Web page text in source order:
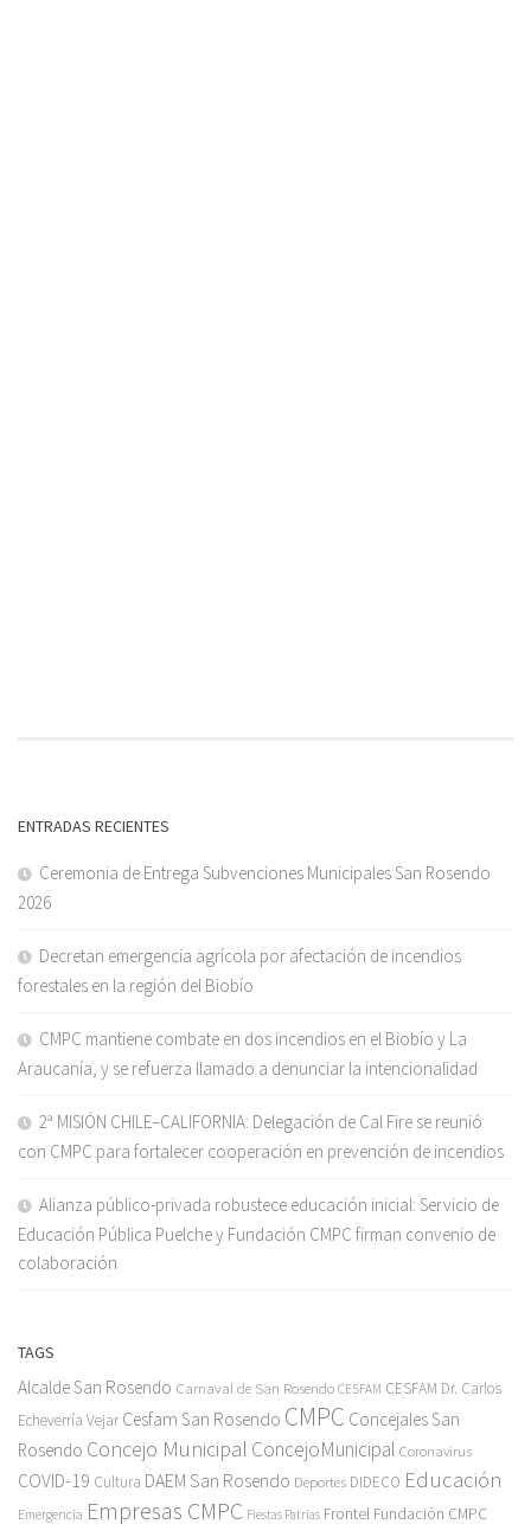
ENTRADAS RECIENTES
Ceremonia de Entrega Subvenciones Municipales San Rosendo
2026
Decretan emergencia agrícola por afectación de incendios
forestales en la región del Biobío
CMPC mantiene combate en dos incendios en el Biobío y La
Araucanía, y se refuerza llamado a denunciar la intencionalidad
2ª MISIÓN CHILE–CALIFORNIA: Delegación de Cal Fire se reunió
con CMPC para fortalecer cooperación en prevención de incendios
Alianza público-privada robustece educación inicial: Servicio de
Educación Pública Puelche y Fundación CMPC firman convenio de
colaboración
TAGS
Alcalde San Rosendo Carnaval de San Rosendo CESFAM CESFAM Dr. Carlos
Echeverría Vejar Cesfam San Rosendo CMPC Concejales San
Rosendo Concejo Municipal ConcejoMunicipal Coronavirus
COVID-19 Cultura DAEM San Rosendo Deportes DIDECO Educación
Emergencia Empresas CMPC Fiestas Patrias Frontel Fundación CMPC